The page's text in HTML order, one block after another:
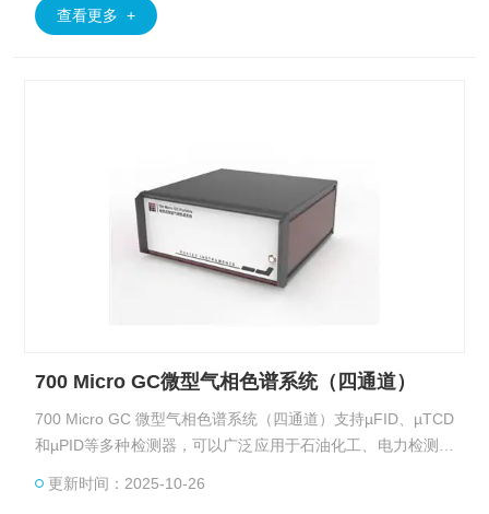
查看更多 +
700 Micro GC微型气相色谱系统（四通道）
700 Micro GC 微型气相色谱系统（四通道）支持µFID、µTCD
和µPID等多种检测器，可以广泛应用于石油化工、电力检测、
更新时间：2025-10-26